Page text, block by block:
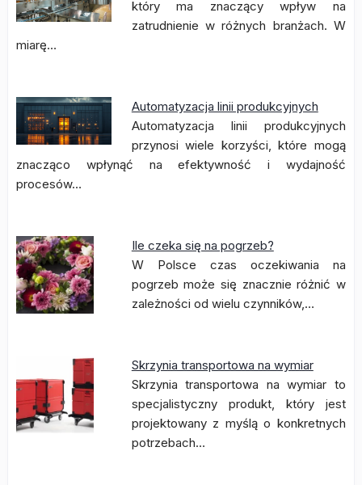
który ma znaczący wpływ na
zatrudnienie w różnych branżach. W
miarę…
Automatyzacja linii produkcyjnych
Automatyzacja linii produkcyjnych
przynosi wiele korzyści, które mogą
znacząco wpłynąć na efektywność i wydajność
procesów…
Ile czeka się na pogrzeb?
W Polsce czas oczekiwania na
pogrzeb może się znacznie różnić w
zależności od wielu czynników,…
Skrzynia transportowa na wymiar
Skrzynia transportowa na wymiar to
specjalistyczny produkt, który jest
projektowany z myślą o konkretnych
potrzebach…